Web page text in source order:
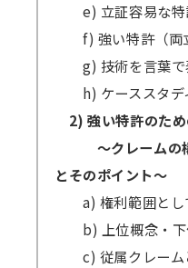
e) 立証容易な特
f) 強い特許（両立
g) 技術を言葉で
h) ケーススタデ
2) 強い特許のた
～クレームの構
とそのポイント～
a) 権利範囲とし
b) 上位概念・下
c) 従属クレーム